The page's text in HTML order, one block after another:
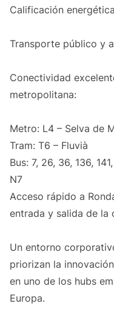
Calificación
Transporte público y
Conectividad
metropolitana:
Metro: L4 – Selva de
Tram: T6 – Fluvià
Bus: 7, 26, 36, 136,
N7
Acceso rápido a
entrada y salida de la
Un entorno
priorizan la
en uno de los hubs
Europa.